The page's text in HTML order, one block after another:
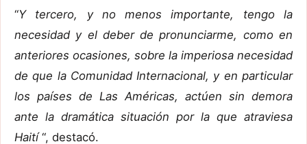
“Y tercero, y no menos importante, tengo la
necesidad y el deber de pronunciarme, como en
anteriores ocasiones, sobre la imperiosa necesidad
de que la Comunidad Internacional, y en particular
los países de Las Américas, actúen sin demora
ante la dramática situación por la que atraviesa
Haití“, destacó.